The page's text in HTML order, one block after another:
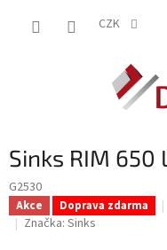
CZK
Sinks RIM 650
G2530
Akce Doprava zdarma
Značka: Sinks